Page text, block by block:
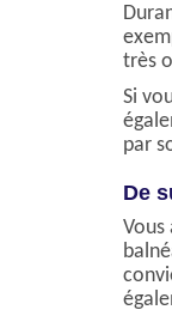
très
Si
par
De
Vous